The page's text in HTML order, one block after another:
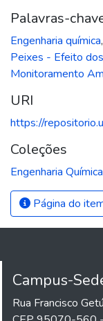
Palavras-
Engenharia química,
Peixes - Efeito
Monitoramento
URI
https://
Coleções
Engenharia
Página do
Campus-
Rua Francisco